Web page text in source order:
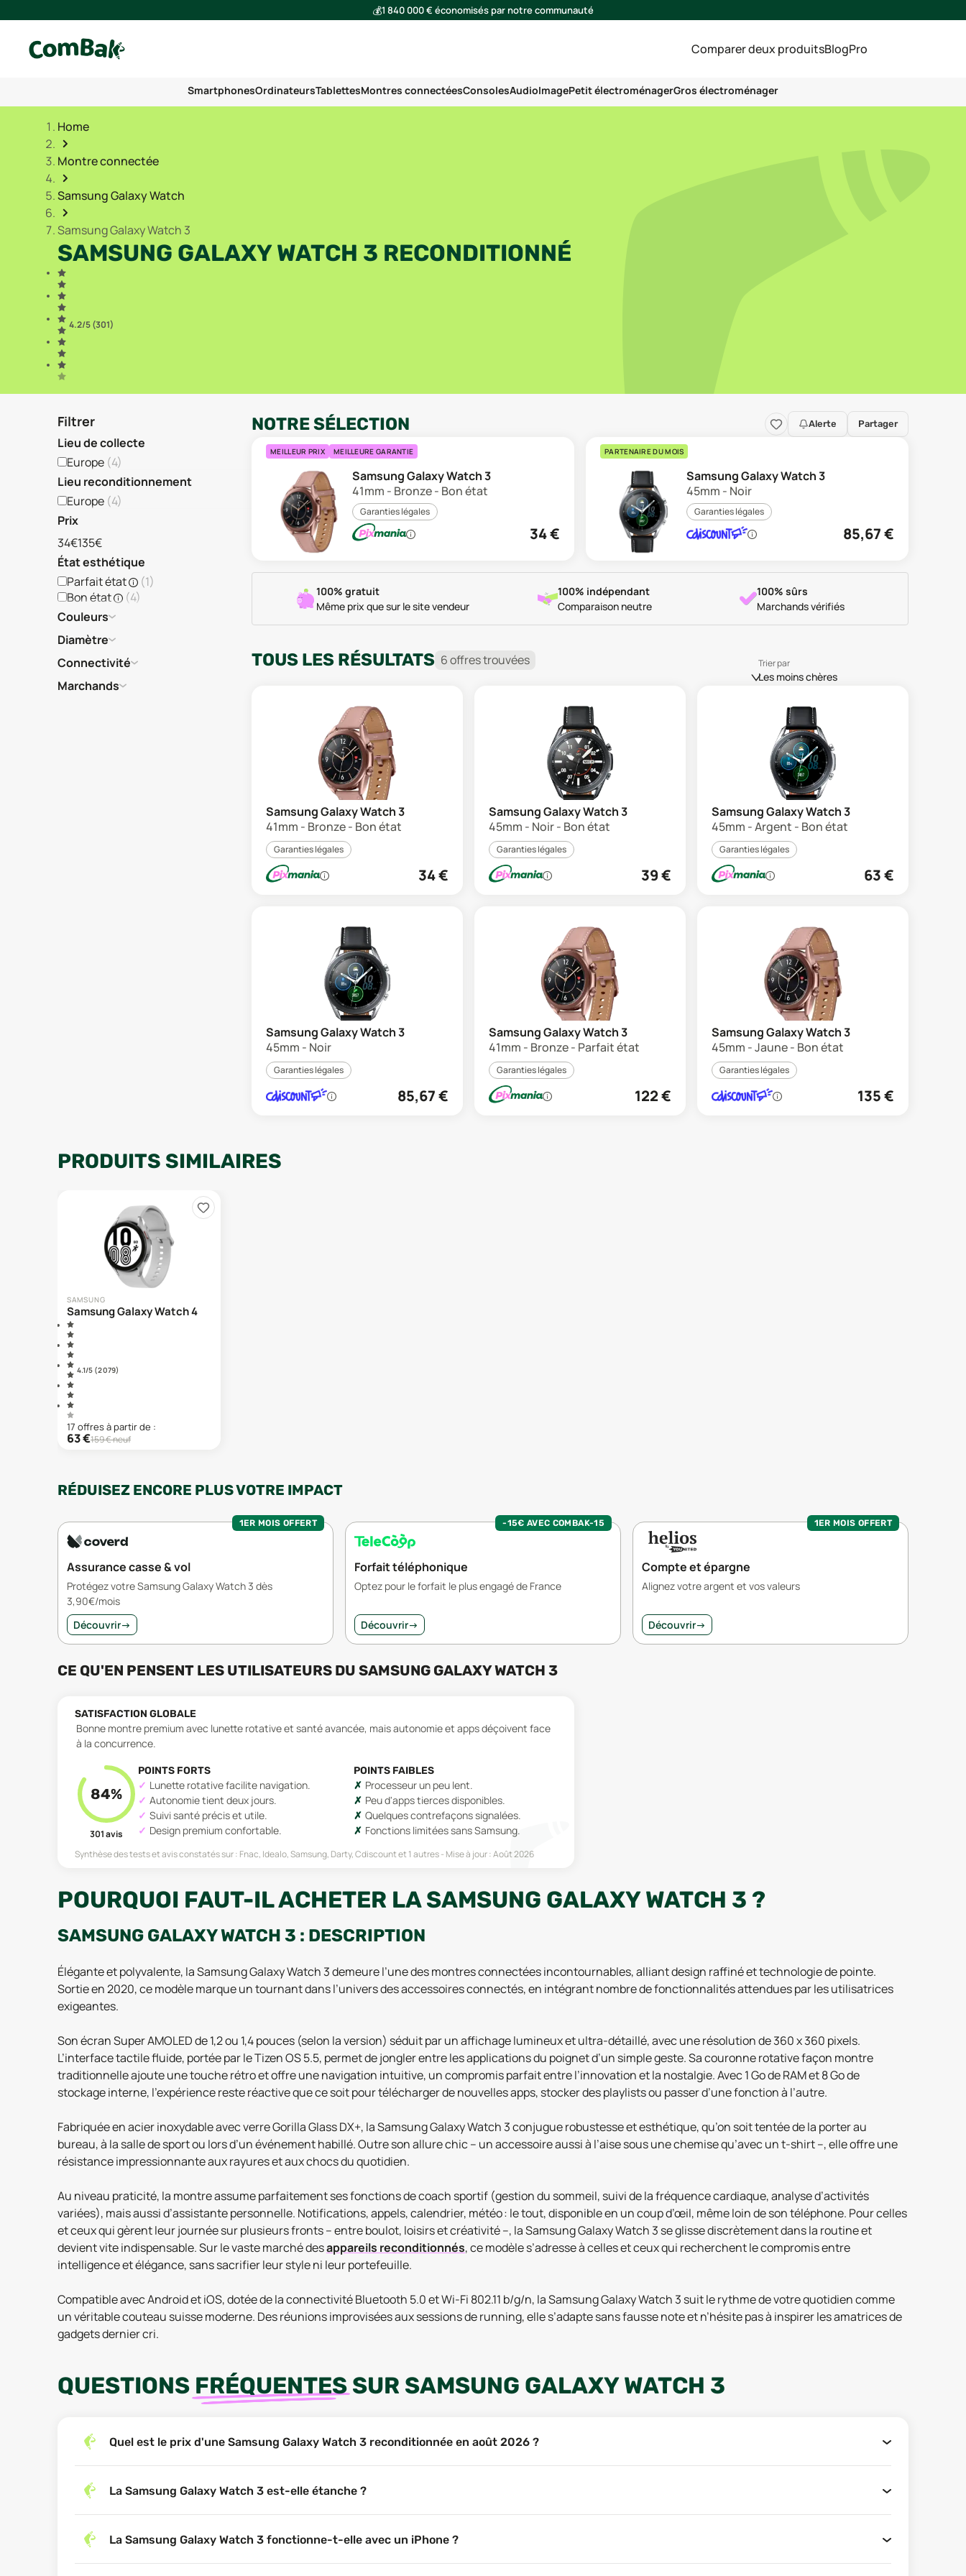
💰1 840 000 € économisés par notre communauté
Comparer deux produitsBlogPro
SmartphonesOrdinateursTablettesMontres connectéesConsolesAudioImagePetit électroménagerGros électroménager
Home
Montre connectée
Samsung Galaxy Watch
Samsung Galaxy Watch 3
SAMSUNG GALAXY WATCH 3 RECONDITIONNÉ
4.2/5 (301)
Filtrer
Lieu de collecte
Europe (4)
Lieu reconditionnement
Europe (4)
Prix
34€135€
État esthétique
Parfait état
(1)
Bon état
(4)
Couleurs
Diamètre
Connectivité
Marchands
NOTRE SÉLECTION Alerte Partager
MEILLEUR PRIX MEILLEURE GARANTIE
Samsung Galaxy Watch 3
41mm - Bronze - Bon état
Garanties légales
34€
PARTENAIRE DU MOIS
Samsung Galaxy Watch 3
45mm - Noir
Garanties légales
85,67€
100% gratuit
Même prix que sur le site vendeur
100% indépendant
Comparaison neutre
100% sûrs
Marchands vérifiés
TOUS LES RÉSULTATS 6offrestrouvées Trier par
Les moins chères
Samsung Galaxy Watch 3
41mm - Bronze - Bon état
Garanties légales
34€
Samsung Galaxy Watch 3
45mm - Noir - Bon état
Garanties légales
39€
Samsung Galaxy Watch 3
45mm - Argent - Bon état
Garanties légales
63€
Samsung Galaxy Watch 3
45mm - Noir
Garanties légales
85,67€
Samsung Galaxy Watch 3
41mm - Bronze - Parfait état
Garanties légales
122€
Samsung Galaxy Watch 3
45mm - Jaune - Bon état
Garanties légales
135€
PRODUITS SIMILAIRES
SAMSUNG
Samsung Galaxy Watch 4
4.1/5 (2 079)
17 offresà partir de :
63€159€ neuf
RÉDUISEZ ENCORE PLUS VOTRE IMPACT
1ER MOIS OFFERT
Assurance casse & vol
Protégez votre Samsung Galaxy Watch 3 dès
3,90€/mois
Découvrir→
-15€ AVEC COMBAK-15
Forfait téléphonique
Optez pour le forfait le plus engagé de France
Découvrir→
1ER MOIS OFFERT
Compte et épargne
Alignez votre argent et vos valeurs
Découvrir→
CE QU'EN PENSENT LES UTILISATEURS DU SAMSUNG GALAXY WATCH 3
SATISFACTION GLOBALE
Bonne montre premium avec lunette rotative et santé avancée, mais autonomie et apps déçoivent face
à la concurrence.
84%
301avis
POINTS FORTS
Lunette rotative facilite navigation.
Autonomie tient deux jours.
Suivi santé précis et utile.
Design premium confortable.
POINTS FAIBLES
Processeur un peu lent.
Peu d'apps tierces disponibles.
Quelques contrefaçons signalées.
Fonctions limitées sans Samsung.
Synthèse des tests et avis constatés sur : Fnac, Idealo, Samsung, Darty, Cdiscountet 1 autres Mise à jour :Août 2026
POURQUOI FAUT-IL ACHETER LA SAMSUNG GALAXY WATCH 3 ?
SAMSUNG GALAXY WATCH 3 : DESCRIPTION
Élégante et polyvalente, la Samsung Galaxy Watch 3 demeure l’une des montres connectées incontournables, alliant design raffiné et technologie de pointe.
Sortie en 2020, ce modèle marque un tournant dans l’univers des accessoires connectés, en intégrant nombre de fonctionnalités attendues par les utilisatrices
exigeantes.
Son écran Super AMOLED de 1,2 ou 1,4 pouces (selon la version) séduit par un affichage lumineux et ultra-détaillé, avec une résolution de 360 x 360 pixels.
L’interface tactile fluide, portée par le Tizen OS 5.5, permet de jongler entre les applications du poignet d’un simple geste. Sa couronne rotative façon montre
traditionnelle ajoute une touche rétro et offre une navigation intuitive, un compromis parfait entre l’innovation et la nostalgie. Avec 1 Go de RAM et 8 Go de
stockage interne, l’expérience reste réactive que ce soit pour télécharger de nouvelles apps, stocker des playlists ou passer d’une fonction à l’autre.
Fabriquée en acier inoxydable avec verre Gorilla Glass DX+, la Samsung Galaxy Watch 3 conjugue robustesse et esthétique, qu’on soit tentée de la porter au
bureau, à la salle de sport ou lors d’un événement habillé. Outre son allure chic – un accessoire aussi à l’aise sous une chemise qu’avec un t-shirt –, elle offre une
résistance impressionnante aux rayures et aux chocs du quotidien.
Au niveau praticité, la montre assume parfaitement ses fonctions de coach sportif (gestion du sommeil, suivi de la fréquence cardiaque, analyse d’activités
variées), mais aussi d’assistante personnelle. Notifications, appels, calendrier, météo : le tout, disponible en un coup d’œil, même loin de son téléphone. Pour celles
et ceux qui gèrent leur journée sur plusieurs fronts – entre boulot, loisirs et créativité –, la Samsung Galaxy Watch 3 se glisse discrètement dans la routine et
devient vite indispensable. Sur le vaste marché desappareils reconditionnés, ce modèle s’adresse à celles et ceux qui recherchent le compromis entre
intelligence et élégance, sans sacrifier leur style ni leur portefeuille.
Compatible avec Android et iOS, dotée de la connectivité Bluetooth 5.0 et Wi-Fi 802.11 b/g/n, la Samsung Galaxy Watch 3 suit le rythme de votre quotidien comme
un véritable couteau suisse moderne. Des réunions improvisées aux sessions de running, elle s’adapte sans fausse note et n’hésite pas à inspirer les amatrices de
gadgets dernier cri.
QUESTIONS FRÉQUENTES SUR SAMSUNG GALAXY WATCH 3
Quel est le prix d'une Samsung Galaxy Watch 3 reconditionnée en août 2026 ?
La Samsung Galaxy Watch 3 est-elle étanche ?
La Samsung Galaxy Watch 3 fonctionne-t-elle avec un iPhone ?